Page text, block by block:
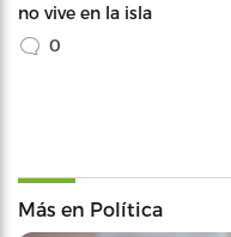
no vive en la isla
0
Más en Política